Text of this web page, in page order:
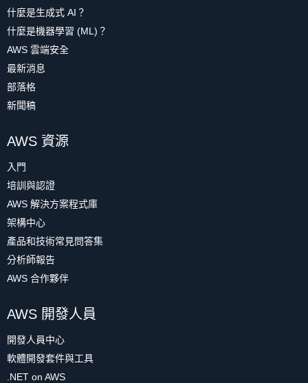
什麼是生成式 AI？
什麼是機器學習 (ML)？
AWS 雲端安全
最新消息
部落格
新聞稿
AWS 資源
入門
培訓與認證
AWS 解決方案程式庫
架構中心
產品和技術常見問答集
分析師報告
AWS 合作夥伴
AWS 開發人員
開發人員中心
軟體開發套件與工具
.NET on AWS